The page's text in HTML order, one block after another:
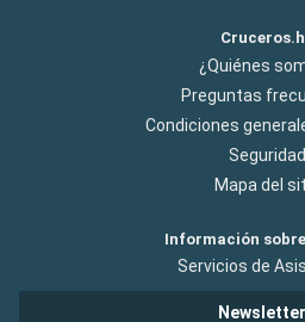
¿Quiénes
Preguntas
Condiciones
Seguridad
Mapa del
Información
Servicios de